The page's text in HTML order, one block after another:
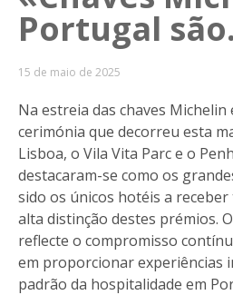
Portugal
15 de maio de 2025
Na estreia das chaves
cerimónia que decorreu esta
Lisboa, o Vila Vita Parc e o
destacaram-se como os
sido os únicos hotéis a receber
alta distinção destes prémios.
reflecte o compromisso
em proporcionar experiências
padrão da hospitalidade em